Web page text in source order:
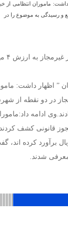
ماموران انتظامی از
و رسیدگی به موضوع را در
فرمانده انتظامی
” اظهار داشت:
در دو نقطه از
ادامه
۹ دستگاه ماینر فاقد
غیر مجاز را ۴ میلیارد و ۵۰۰
شدند.